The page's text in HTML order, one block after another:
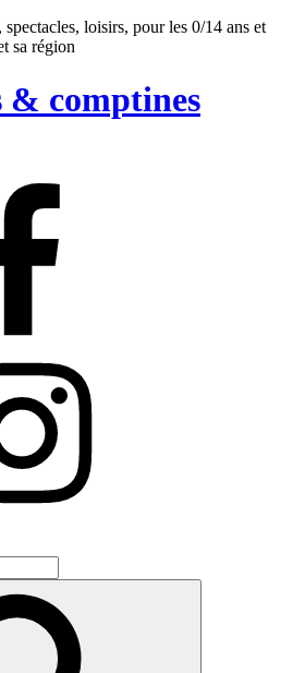
loisirs, pour les 0/14 ans et
sa région